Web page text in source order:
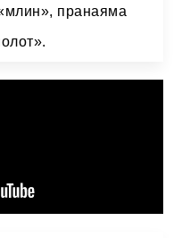
пранаяма